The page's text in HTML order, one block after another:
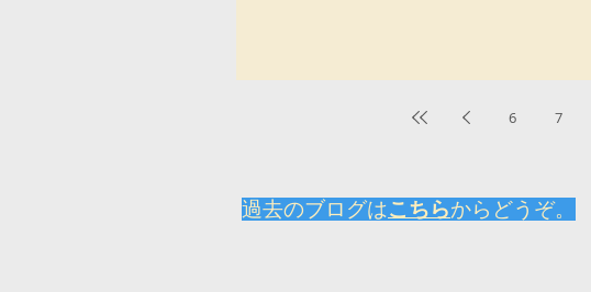
6 7
​過去のブログはこちらからどうぞ。